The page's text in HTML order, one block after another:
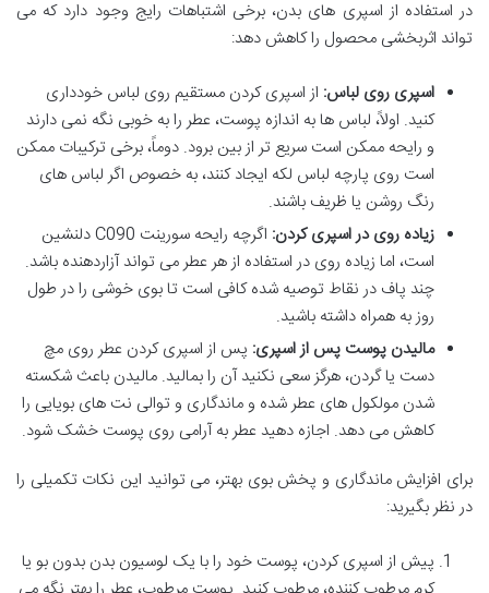
در استفاده از اسپری های بدن، برخی اشتباهات رایج وجود دارد که می
تواند اثربخشی محصول را کاهش دهد:
اسپری روی لباس: از اسپری کردن مستقیم روی لباس خودداری
کنید. اولاً، لباس ها به اندازه پوست، عطر را به خوبی نگه نمی دارند
و رایحه ممکن است سریع تر از بین برود. دوماً، برخی ترکیبات ممکن
است روی پارچه لباس لکه ایجاد کنند، به خصوص اگر لباس های
رنگ روشن یا ظریف باشند.
زیاده روی در اسپری کردن:
اگرچه رایحه سورینت C090 دلنشین
است، اما زیاده روی در استفاده از هر عطر می تواند آزاردهنده باشد.
چند پاف در نقاط توصیه شده کافی است تا بوی خوشی را در طول
روز به همراه داشته باشید.
مالیدن پوست پس از اسپری: پس از اسپری کردن عطر روی مچ
دست یا گردن، هرگز سعی نکنید آن را بمالید. مالیدن باعث شکسته
شدن مولکول های عطر شده و ماندگاری و توالی نت های بویایی را
کاهش می دهد. اجازه دهید عطر به آرامی روی پوست خشک شود.
برای افزایش ماندگاری و پخش بوی بهتر، می توانید این نکات تکمیلی را
در نظر بگیرید:
پیش از اسپری کردن، پوست خود را با یک لوسیون بدن بدون بو یا